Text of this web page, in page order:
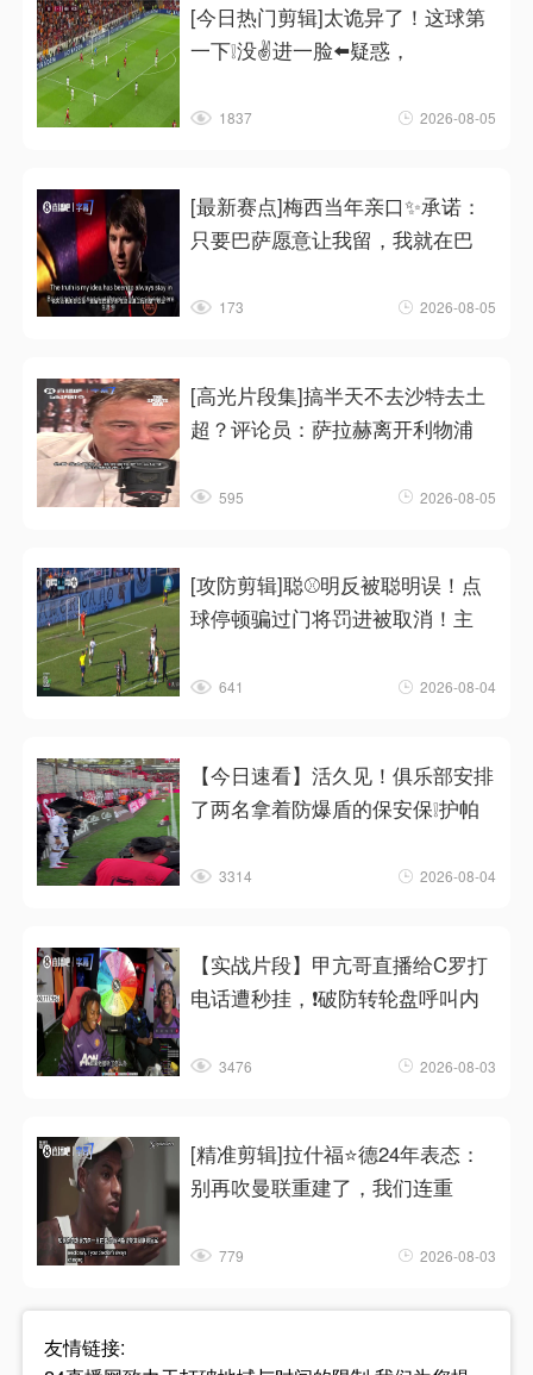
[今日热门剪辑]太诡异了！这球第
一下❕没✌️进一脸⬅️疑惑，
1837 2026-08-05
[最新赛点]梅西当年亲口✨承诺：
只要巴萨愿意让我留，我就在巴
173 2026-08-05
[高光片段集]搞半天不去沙特去土
超？评论员：萨拉赫离开利物浦
595 2026-08-05
[攻防剪辑]聪⚾明反被聪明误！点
球停顿骗过门将罚进被取消！主
641 2026-08-04
【今日速看】活久见！俱乐部安排
了两名拿着防爆盾的保安保❕护帕
3314 2026-08-04
【实战片段】甲亢哥直播给C罗打
电话遭秒挂，❗破防转轮盘呼叫内
3476 2026-08-03
[精准剪辑]拉什福⭐德24年表态：
别再吹曼联重建了，我们连重
779 2026-08-03
友情链接: